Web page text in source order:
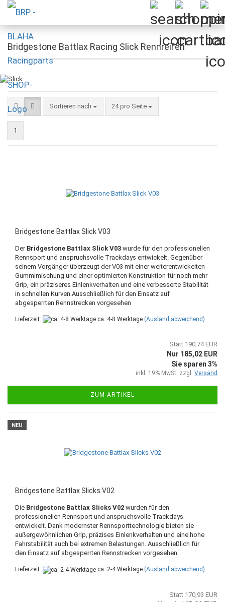
Bridgestone Battlax Racing Slick Rennreifen
Sortieren nach
Sortieren nach 24 pro Seite
pro Seite
1
Bridgestone Battlax Slick V03
Der Bridgestone Battlax Slick V03 wurde für den professionellen
Rennsport und anspruchsvolle Trackdays entwickelt. Gegenüber
seinem Vorgänger überzeugt der V03 mit einer weiterentwickelten
Gummimischung und einer optimierten Konstruktion für noch mehr
Grip, ein präziseres Einlenkverhalten und eine verbesserte Stabilität
in schnellen Kurven.Ausschließlich für den Einsatz auf
abgesperrten Rennstrecken vorgesehen
Lieferzeit: ca. 4-8 Werktage (Ausland abweichend)
Statt 190,74 EUR
Nur 185,02 EUR
Sie sparen 3%
inkl. 19% MwSt. zzgl. Versand
ZUM ARTIKEL
NEU
Bridgestone Battlax Slicks V02
Die Bridgestone Battlax Slicks V02 wurden für den
professionellen Rennsport und anspruchsvolle Trackdays
entwickelt. Dank modernster Rennsporttechnologie bieten sie
außergewöhnlichen Grip, präzises Einlenkverhalten und eine hohe
Fahrstabilität auch bei extremen Belastungen. Ausschließlich für
den Einsatz auf abgesperrten Rennstrecken vorgesehen.
Lieferzeit: ca. 2-4 Werktage (Ausland abweichend)
Statt 170,93 EUR